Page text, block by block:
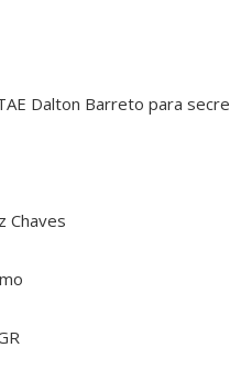
Dalton Barreto para
Chaves